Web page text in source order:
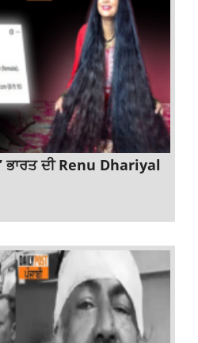
ਭਾਰਤ ਦੀ Renu Dhariyal